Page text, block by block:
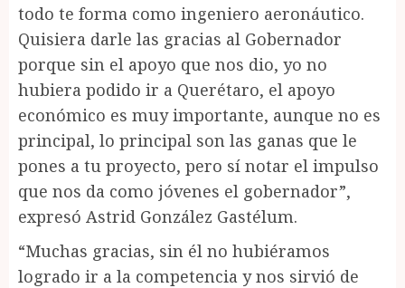
todo te forma como ingeniero aeronáutico.
Quisiera darle las gracias al Gobernador
porque sin el apoyo que nos dio, yo no
hubiera podido ir a Querétaro, el apoyo
económico es muy importante, aunque no es
principal, lo principal son las ganas que le
pones a tu proyecto, pero sí notar el impulso
que nos da como jóvenes el gobernador”,
expresó Astrid González Gastélum.
“Muchas gracias, sin él no hubiéramos
logrado ir a la competencia y nos sirvió de